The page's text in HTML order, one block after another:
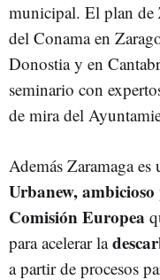
municipal. El plan de
del Conama en
Donostia y en
seminario con
de mira del
Además Zaramaga
Urbanew,
Comisión Europea
para acelerar la
a partir de procesos